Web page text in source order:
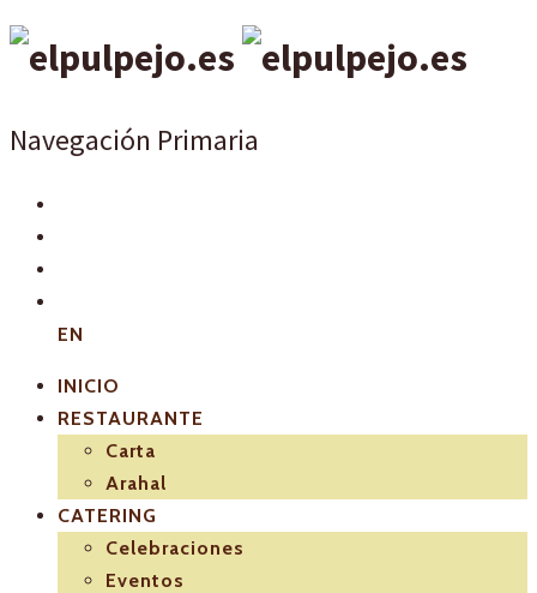
Navegación Primaria
EN
INICIO
RESTAURANTE
Carta
Arahal
CATERING
Celebraciones
Eventos